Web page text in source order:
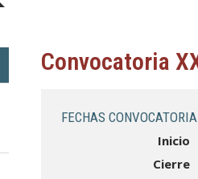
Convocatoria
FECHAS CONVOCATORIA
Inicio
Cierre